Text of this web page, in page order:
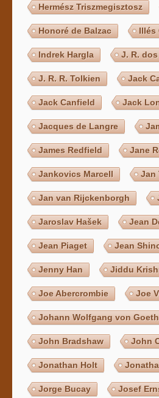
Hermész Triszmegisztosz
Honoré de Balzac Illés
Indrek Hargla J. R.
J. R. R. Tolkien Jack
Jack Canfield Jack
Jacques de Langre
James Redfield Jane
Jankovics Marcell Jan
Jan van Rijckenborgh
Jaroslav Hašek Jean
Jean Piaget Jean
Jenny Han Jiddu
Joe Abercrombie Joe
Johann Wolfgang von
John Bradshaw John
Jonathan Holt
Jorge Bucay Josef